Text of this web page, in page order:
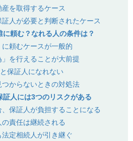
を取得するケース
人が必要と判断されたケース
頼む？なれる人の条件は？
頼むケースが一般的
を行えることが大前提
保証人になれない
からないときの対処法
人には3つのリスクがある
保証人が負担することになる
責任は継続される
定相続人が引き継ぐ